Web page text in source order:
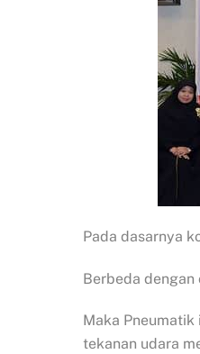
Pada dasarnya
Berbeda
Maka
tekanan udara